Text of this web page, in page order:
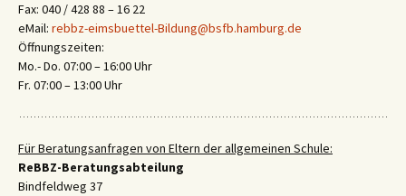
Fax: 040 / 428 88 – 16 22
eMail: rebbz-eimsbuettel-Bildung@bsfb.hamburg.de
Öffnungszeiten:
Mo.- Do. 07:00 – 16:00 Uhr
Fr. 07:00 – 13:00 Uhr
Für Beratungsanfragen von Eltern der allgemeinen Schule:
ReBBZ-Beratungsabteilung
Bindfeldweg 37